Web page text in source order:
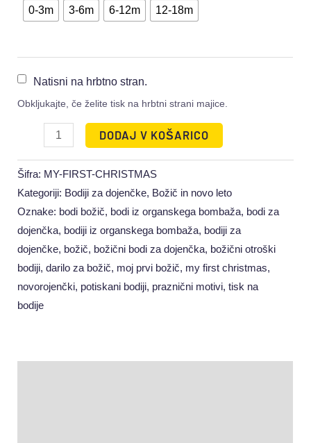
0-3m 3-6m 6-12m 12-18m
Natisni na hrbtno stran.
Obkljukajte, če želite tisk na hrbtni strani majice.
DODAJ V KOŠARICO
Šifra: MY-FIRST-CHRISTMAS
Kategoriji: Bodiji za dojenčke, Božič in novo leto
Oznake: bodi božič, bodi iz organskega bombaža, bodi za
dojenčka, bodiji iz organskega bombaža, bodiji za
dojenčke, božič, božični bodi za dojenčka, božični otroški
bodiji,darilo za božič, moj prvi božič, my first christmas,
novorojenčki, potiskani bodiji, praznični motivi,tisk na
bodije